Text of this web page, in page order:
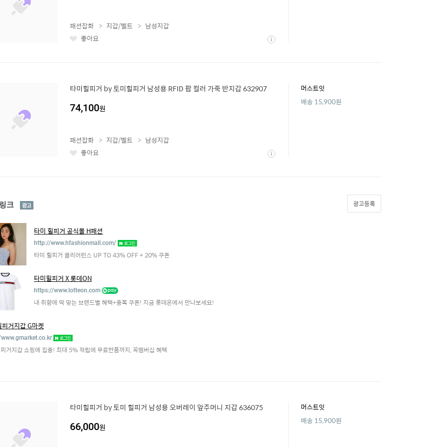
좋 상
패션잡화 지갑/벨트
남성지갑
좋아요
타미힐피거 by 토미힐피거 남성용 RFID 팝 컬러 가죽 반지갑 632907
74,100원
머스트잇
배송 15,900원
좋 상
패션잡화 지갑/벨트
남성지갑
좋아요
크 광
고
광고등록
타미 힐피거 공식몰 H패션
http://www.hfashionmall.com/
타미 힐피거 클리어런스 UP TO 43% OFF + 20% 쿠폰
타미힐피거 X 롯데ON
https://www.lotteon.com
내 취향에 딱 맞는 브랜드별 혜택+중복 쿠폰! 지금 롯데온에서 만나보세요!
거지갑 G마켓
거지갑 쇼핑에 집중! 최대 5% 적립에 무료반품까지, 꼭멤버십 혜택
타미힐피거 by 토미 힐피거 남성용 오버레이 앞주머니 지갑 636075
66,000원
머스트잇
배송 15,900원